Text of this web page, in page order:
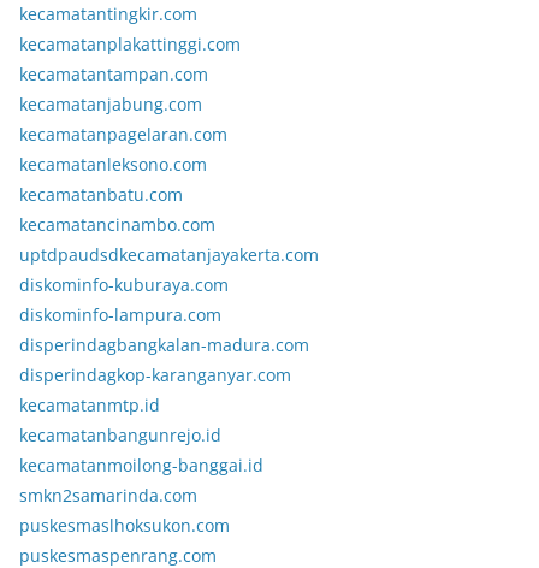
kecamatantingkir.com
kecamatanplakattinggi.com
kecamatantampan.com
kecamatanjabung.com
kecamatanpagelaran.com
kecamatanleksono.com
kecamatanbatu.com
kecamatancinambo.com
uptdpaudsdkecamatanjayakerta.com
diskominfo-kuburaya.com
diskominfo-lampura.com
disperindagbangkalan-madura.com
disperindagkop-karanganyar.com
kecamatanmtp.id
kecamatanbangunrejo.id
kecamatanmoilong-banggai.id
smkn2samarinda.com
puskesmaslhoksukon.com
puskesmaspenrang.com